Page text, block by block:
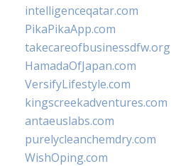
intelligenceqatar.com
PikaPikaApp.com
takecareofbusinessdfw.org
HamadaOfJapan.com
VersifyLifestyle.com
kingscreekadventures.com
antaeuslabs.com
purelycleanchemdry.com
WishOping.com